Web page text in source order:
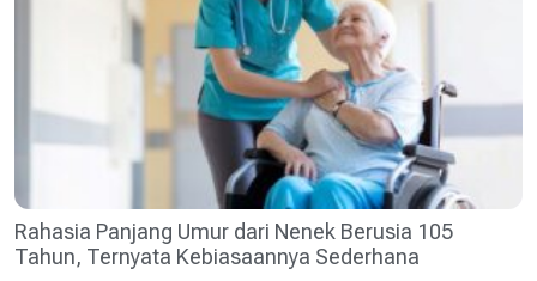
Rahasia Panjang Umur dari Nenek Berusia 105
Tahun, Ternyata Kebiasaannya Sederhana